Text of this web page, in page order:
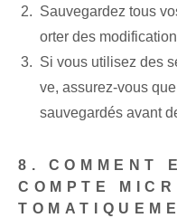
Sauvegardez tous
orter des
Si vous utilisez des
ve, assurez-vous
sauvegardés avant
8. COMMENT
COMPTE